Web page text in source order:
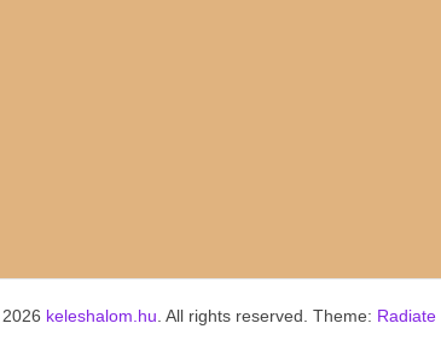
keleshalom.hu . All rights reserved. Theme: Radiate